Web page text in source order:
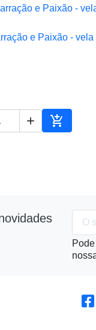
Vista rápida
e Paixão - vela
 